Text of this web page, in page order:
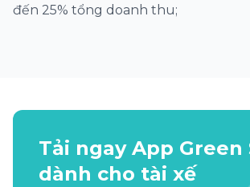
đến 25% tổng doanh thu;
Tải ngay App Green
dành cho tài xế